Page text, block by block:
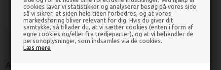
cookies laver vi statistikker og analyserer besøg på vores side
så vi sikrer, at siden hele tiden forbedres, og at vores
markedsføring bliver relevant for dig. Hvis du giver dit
samtykke, så tillader du, at vi sætter cookies (enten i form af
egne cookies og/eller fra tredjeparter), og at vi behandler de
personoplysninger, som indsamles via de cookies.
Læs mere
Andre kunder købte også